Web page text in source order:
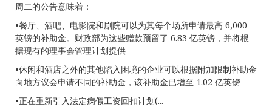
周二的公告意味着：
•餐厅、酒吧、电影院和剧院可以为其每个场所申请最高 6,000
英镑的补助金。财政部为这些赠款预留了 6.83 亿英镑，并将根
据现有的理事会管理计划提供
•休闲和酒店之外的其他陷入困境的企业可以根据附加限制补助金
向地方议会申请不同的补助金，该补助金已增至 1.02 亿英镑
•正在重新引入法定病假工资回扣计划(...